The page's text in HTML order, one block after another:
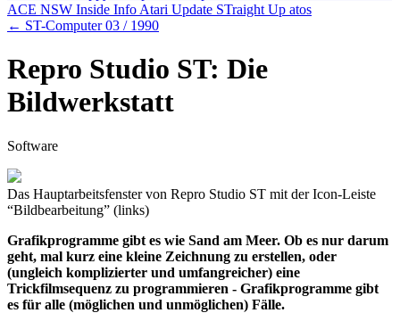
ACE NSW Inside Info Atari Update STraight Up atos
← ST-Computer 03 / 1990
Repro Studio ST: Die
Bildwerkstatt
Software
Das Hauptarbeitsfenster von Repro Studio ST mit der Icon-Leiste
“Bildbearbeitung” (links)
Grafikprogramme gibt es wie Sand am Meer. Ob es nur darum
geht, mal kurz eine kleine Zeichnung zu erstellen, oder
(ungleich komplizierter und umfangreicher) eine
Trickfilmsequenz zu programmieren - Grafikprogramme gibt
es für alle (möglichen und unmöglichen) Fälle.